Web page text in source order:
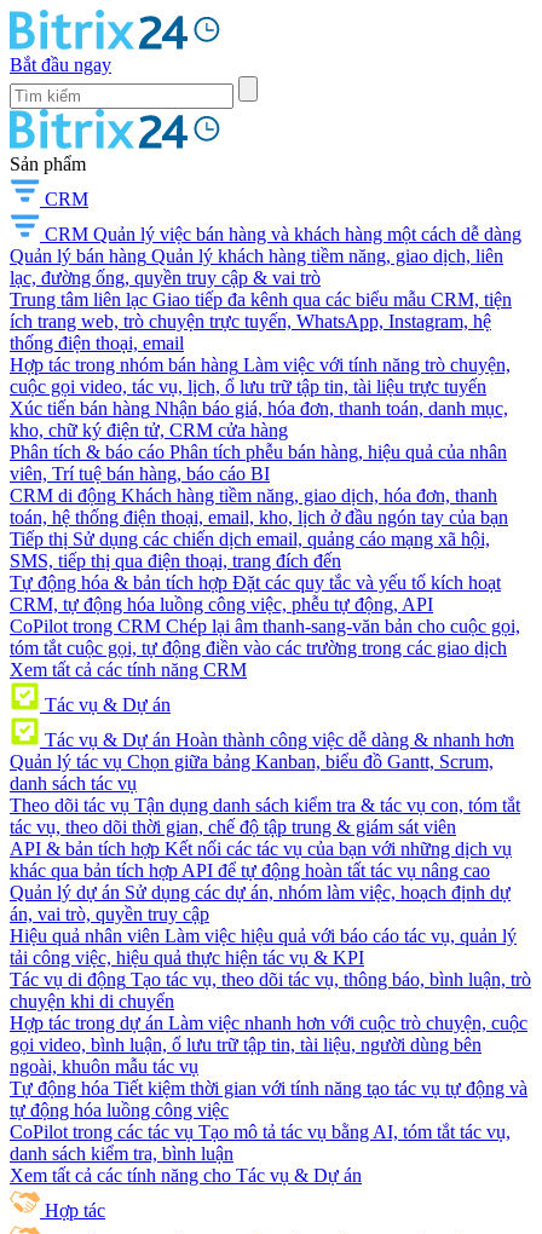
Bắt đầu ngay
Sản phẩm
CRM
CRM Quản lý việc bán hàng và khách hàng một cách dễ dàng
Quản lý bán hàng Quản lý khách hàng tiềm năng, giao dịch, liên
lạc, đường ống, quyền truy cập & vai trò
Trung tâm liên lạc Giao tiếp đa kênh qua các biểu mẫu CRM, tiện
ích trang web, trò chuyện trực tuyến, WhatsApp, Instagram, hệ
thống điện thoại, email
Hợp tác trong nhóm bán hàng Làm việc với tính năng trò chuyện,
cuộc gọi video, tác vụ, lịch, ổ lưu trữ tập tin, tài liệu trực tuyến
Xúc tiến bán hàng Nhận báo giá, hóa đơn, thanh toán, danh mục,
kho, chữ ký điện tử, CRM cửa hàng
Phân tích & báo cáo Phân tích phễu bán hàng, hiệu quả của nhân
viên, Trí tuệ bán hàng, báo cáo BI
CRM di động Khách hàng tiềm năng, giao dịch, hóa đơn, thanh
toán, hệ thống điện thoại, email, kho, lịch ở đầu ngón tay của bạn
Tiếp thị Sử dụng các chiến dịch email, quảng cáo mạng xã hội,
SMS, tiếp thị qua điện thoại, trang đích đến
Tự động hóa & bản tích hợp Đặt các quy tắc và yếu tố kích hoạt
CRM, tự động hóa luồng công việc, phễu tự động, API
CoPilot trong CRM Chép lại âm thanh-sang-văn bản cho cuộc gọi,
tóm tắt cuộc gọi, tự động điền vào các trường trong các giao dịch
Xem tất cả các tính năng CRM
Tác vụ & Dự án
Tác vụ & Dự án Hoàn thành công việc dễ dàng & nhanh hơn
Quản lý tác vụ Chọn giữa bảng Kanban, biểu đồ Gantt, Scrum,
danh sách tác vụ
Theo dõi tác vụ Tận dụng danh sách kiểm tra & tác vụ con, tóm tắt
tác vụ, theo dõi thời gian, chế độ tập trung & giám sát viên
API & bản tích hợp Kết nối các tác vụ của bạn với những dịch vụ
khác qua bản tích hợp API để tự động hoàn tất tác vụ nâng cao
Quản lý dự án Sử dụng các dự án, nhóm làm việc, hoạch định dự
án, vai trò, quyền truy cập
Hiệu quả nhân viên Làm việc hiệu quả với báo cáo tác vụ, quản lý
tải công việc, hiệu quả thực hiện tác vụ & KPI
Tác vụ di động Tạo tác vụ, theo dõi tác vụ, thông báo, bình luận, trò
chuyện khi di chuyển
Hợp tác trong dự án Làm việc nhanh hơn với cuộc trò chuyện, cuộc
gọi video, bình luận, ổ lưu trữ tập tin, tài liệu, người dùng bên
ngoài, khuôn mẫu tác vụ
Tự động hóa Tiết kiệm thời gian với tính năng tạo tác vụ tự động và
tự động hóa luồng công việc
CoPilot trong các tác vụ Tạo mô tả tác vụ bằng AI, tóm tắt tác vụ,
danh sách kiểm tra, bình luận
Xem tất cả các tính năng cho Tác vụ & Dự án
Hợp tác